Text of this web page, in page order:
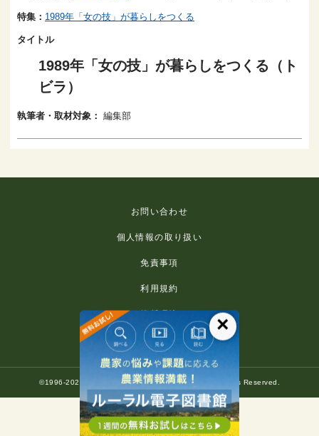
特集： 1989年「女の技」が暮らしをつくる
タイトル
1989年「女の技」が暮らしをつくる（ト
ビラ）
執筆者・取材対象： 編集部
お問い合わせ
個人情報の取り扱い
免責事項
利用規約
著作権等について
©1996-2022 Rural Culture Association Japan. All Rights Reserved.
×